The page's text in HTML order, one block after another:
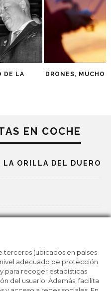
terceros (ubicados en países
adecuado de protección
para recoger estadísticas
del usuario. Además, facilita
DE LA
DRONES, MUCHO
EN COCHE
LA ORILLA DEL DUERO
DEL RÍO PO
EXQUISITOS